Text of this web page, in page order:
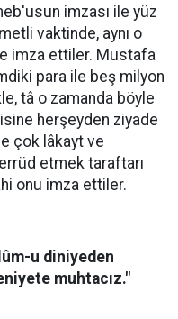
imzası ile yüz
vaktinde, aynı o
imza ettiler. Mustafa
para ile beş milyon
tâ o zamanda böyle
herşeyden ziyade
çok lâkayt ve
etmek taraftarı
onu imza ettiler.
u diniyeden
muhtacız."